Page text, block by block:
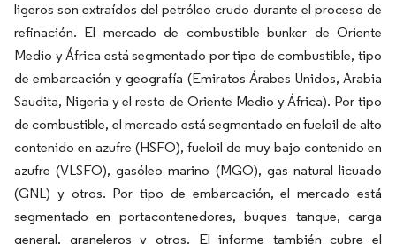
ligeros son extraídos del petróleo crudo durante el proceso de
refinación. El mercado de combustible bunker de Oriente
Medio y África está segmentado por tipo de combustible, tipo
de embarcación y geografía (Emiratos Árabes Unidos, Arabia
Saudita, Nigeria y el resto de Oriente Medio y África). Por tipo
de combustible, el mercado está segmentado en fueloil de alto
contenido en azufre (HSFO), fueloil de muy bajo contenido en
azufre (VLSFO), gasóleo marino (MGO), gas natural licuado
(GNL) y otros. Por tipo de embarcación, el mercado está
segmentado en portacontenedores, buques tanque, carga
general, graneleros y otros. El informe también cubre el